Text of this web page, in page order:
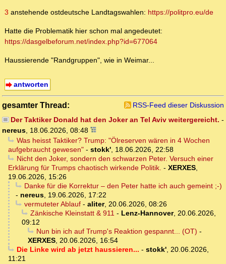
3 anstehende ostdeutsche Landtagswahlen: https://politpro.eu/de
Hatte die Problematik hier schon mal angedeutet:
https://dasgelbeforum.net/index.php?id=677064
Haussierende "Randgruppen", wie in Weimar...
antworten
gesamter Thread:
RSS-Feed dieser Diskussion
Der Taktiker Donald hat den Joker an Tel Aviv weitergereicht. -
nereus 18.06.2026, 08:48
Was heisst Taktiker? Trump: "Ölreserven wären in 4 Wochen
aufgebraucht gewesen" - stokk' 18.06.2026, 22:58
Nicht den Joker, sondern den schwarzen Peter. Versuch einer
Erklärung für Trumps chaotisch wirkende Politik. - XERXES
19.06.2026, 15:26
Danke für die Korrektur – den Peter hatte ich auch gemeint ;-)
- nereus 19.06.2026, 17:22
vermuteter Ablauf- aliter, 20.06.2026, 08:26
Zänkische Kleinstatt & 911 - Lenz-Hannover, 20.06.2026,
09:12
Nun bin ich auf Trump's Reaktion gespannt... (OT) -
XERXES 20.06.2026, 16:54
Die Linke wird ab jetzt haussieren... - stokk', 20.06.2026,
11:21